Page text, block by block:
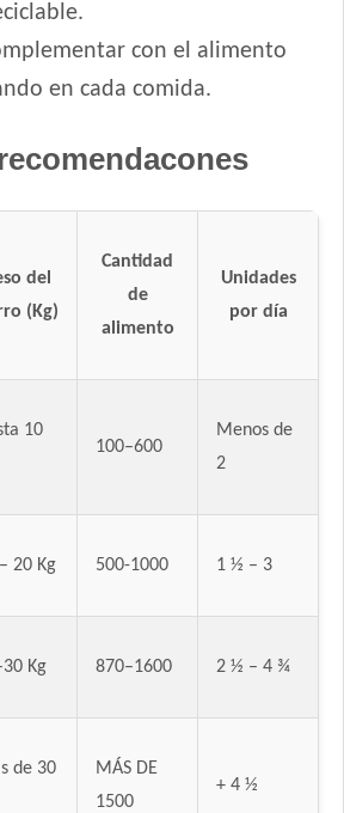
con el alimento
en cada comida.
del
(Kg)
Cantidad
de
alimento
Unidades
por día
10
100–600
Menos de
2
20 Kg 500-1000 1 ½ – 3
Kg 870–1600 2 ½ – 4 ¾
de 30
MÁS DE
1500
+ 4 ½